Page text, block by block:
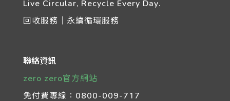
Live Circular, Recycle Every Day.
回收服務｜永續循環服務
聯絡資訊
zero zero官方網站
免付費專線： 0800-009-717